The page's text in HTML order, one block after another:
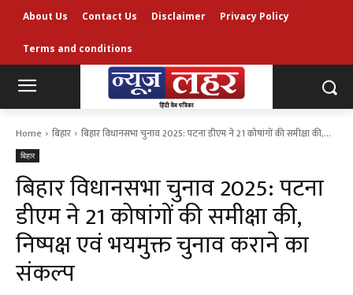
About Us Contact Us Disclaimer Privacy Policy
Terms and conditions
Home बिहार बिहार विधानसभा चुनाव 2025: पटना डीएम ने 21 कोषांगों की समीक्षा की,...
बिहार
बिहार विधानसभा चुनाव 2025: पटना
डीएम ने 21 कोषांगों की समीक्षा की,
निष्पक्ष एवं भयमुक्त चुनाव कराने का
संकल्प